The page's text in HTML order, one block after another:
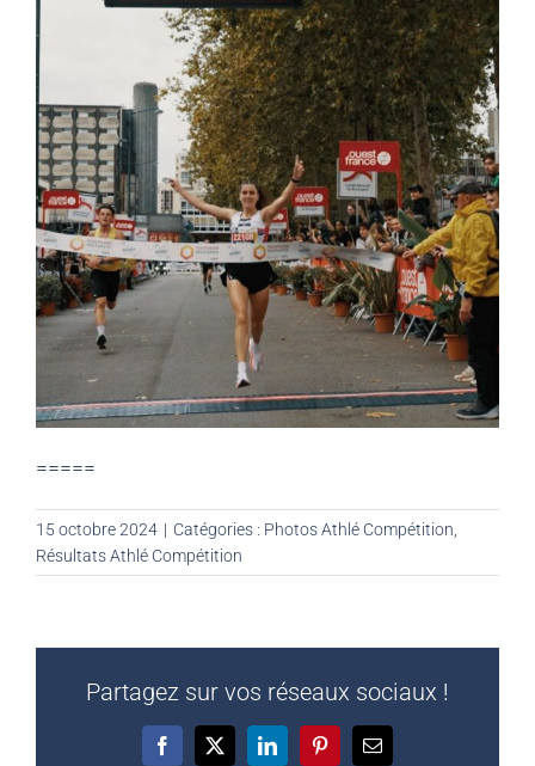
=====
15 octobre 2024 | Catégories : Photos Athlé Compétition,
Résultats Athlé Compétition
Partagez sur vos réseaux sociaux !
Facebook
X LinkedInPinterestEmail